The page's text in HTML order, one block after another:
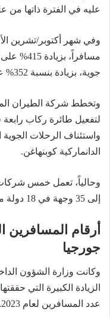
عليه في الفترة ذاتها من عام
جوية، بزيادة بنسبة 352% على أساس سنوي.
لتفعيل طائرة ركاب
واستئناف الرحلات
الدانماركية كوبنهاغن.
وحالياً، تعمل خمس
إلى 35 وجهة في 18 دولة من بينها عدة دول عربية.
أرقام
جورجيا
وكانت وزارة الشؤون
الزيادة الكبيرة التي حققتها
عدد المسافرين لعام 2023.